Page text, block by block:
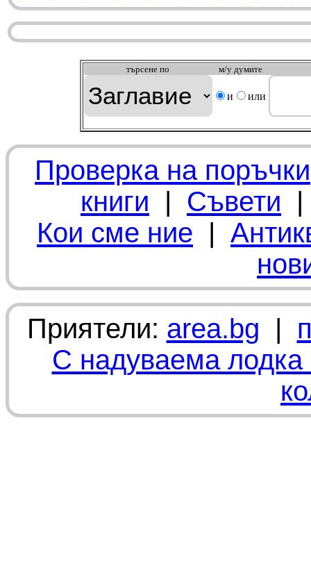
търсeне по м/у думите
и или
Проверка на поръчки
книги | Съвети
Кои сме ние |
Приятели: area.bg |
С надуваема лодка